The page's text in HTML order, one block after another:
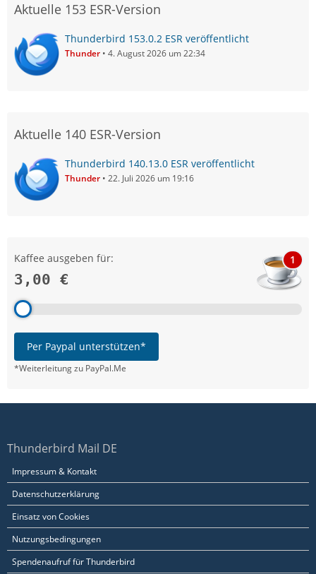
Aktuelle 153 ESR-Version
Thunderbird 153.0.2 ESR veröffentlicht
Thunder 4. August 2026 um 22:34
Aktuelle 140 ESR-Version
Thunderbird 140.13.0 ESR veröffentlicht
Thunder 22. Juli 2026 um 19:16
Kaffee ausgeben für:
3,00 €
1
Per Paypal unterstützen*
*Weiterleitung zu PayPal.Me
Thunderbird Mail DE
Impressum & Kontakt
Datenschutzerklärung
Einsatz von Cookies
Nutzungsbedingungen
Spendenaufruf für Thunderbird